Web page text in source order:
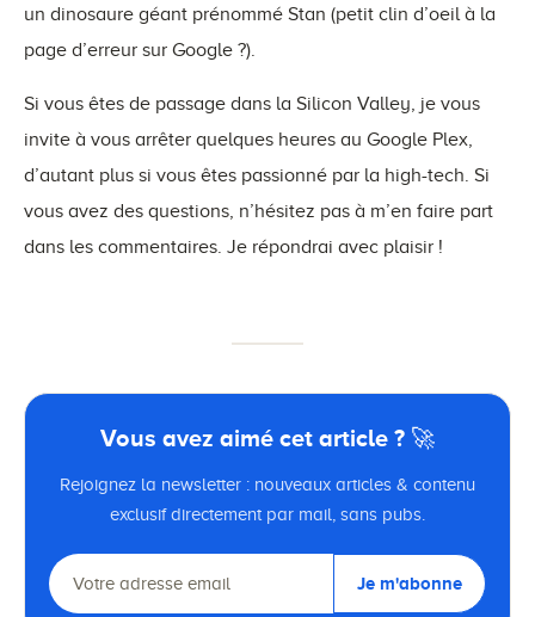
un dinosaure géant prénommé Stan (petit clin d’oeil à la
page d’erreur sur Google ?).
Si vous êtes de passage dans la Silicon Valley, je vous
invite à vous arrêter quelques heures au Google Plex,
d’autant plus si vous êtes passionné par la high-tech. Si
vous avez des questions, n’hésitez pas à m’en faire part
dans les commentaires. Je répondrai avec plaisir !
Vous avez aimé cet article ? 🚀
Rejoignez la newsletter : nouveaux articles & contenu
exclusif directement par mail, sans pubs.
Je m'abonne